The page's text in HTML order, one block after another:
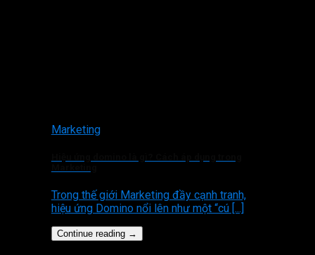
Marketing
Trong thế giới Marketing đầy cạnh tranh,
hiệu ứng Domino nổi lên như một “cú [...]
Continue reading →